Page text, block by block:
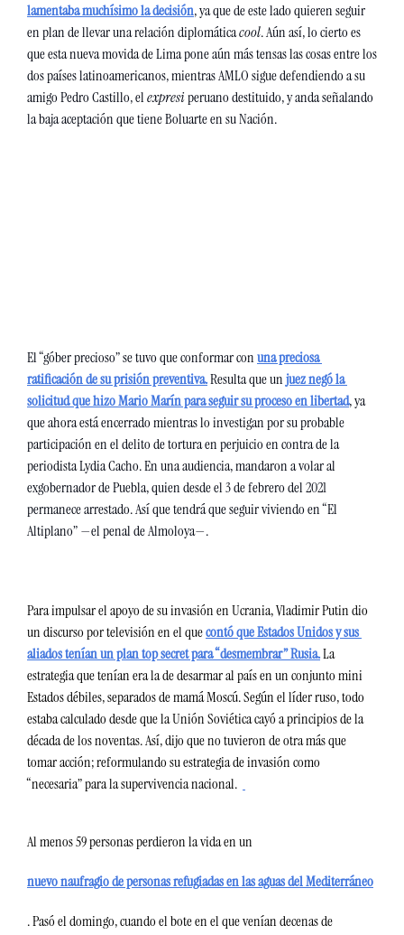
lamentaba muchísimo la decisión, ya que de este lado quieren seguir
en plan de llevar una relación diplomática cool. Aún así, lo cierto es
que esta nueva movida de Lima pone aún más tensas las cosas entre los
dos países latinoamericanos, mientras AMLO sigue defendiendo a su
amigo Pedro Castillo, el expresi peruano destituido, y anda señalando
la baja aceptación que tiene Boluarte en su Nación.
El “góber precioso” se tuvo que conformar con una preciosa
ratificación de su prisión preventiva. Resulta que un juez negó la
solicitud que hizo Mario Marín para seguir su proceso en libertad, ya
que ahora está encerrado mientras lo investigan por su probable
participación en el delito de tortura en perjuicio en contra de la
periodista Lydia Cacho. En una audiencia, mandaron a volar al
exgobernador de Puebla, quien desde el 3 de febrero del 2021
permanece arrestado. Así que tendrá que seguir viviendo en “El
Altiplano” —el penal de Almoloya—.
Para impulsar el apoyo de su invasión en Ucrania, Vladimir Putin dio
un discurso por televisión en el que contó que Estados Unidos y sus
aliados tenían un plan top secret para “desmembrar” Rusia. La
estrategia que tenían era la de desarmar al país en un conjunto mini
Estados débiles, separados de mamá Moscú. Según el líder ruso, todo
estaba calculado desde que la Unión Soviética cayó a principios de la
década de los noventas. Así, dijo que no tuvieron de otra más que
tomar acción; reformulando su estrategia de invasión como
“necesaria” para la supervivencia nacional.
Al menos 59 personas perdieron la vida en un
nuevo naufragio de personas refugiadas en las aguas del Mediterráneo
. Pasó el domingo, cuando el bote en el que venían decenas de